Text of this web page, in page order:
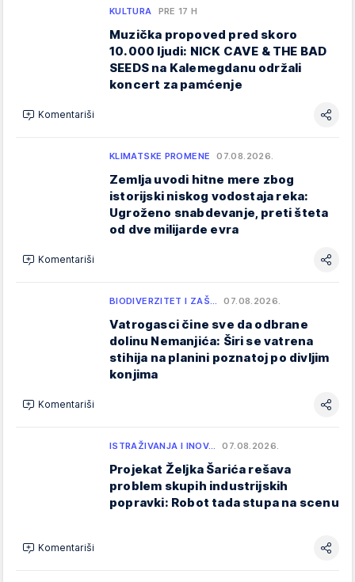
KULTURA PRE 17 H
Muzička propoved pred skoro
10.000 ljudi: NICK CAVE & THE BAD
SEEDS na Kalemegdanu održali
koncert za pamćenje
Komentariši
KLIMATSKE PROMENE 07.08.2026.
Zemlja uvodi hitne mere zbog
istorijski niskog vodostaja reka:
Ugroženo snabdevanje, preti šteta
od dve milijarde evra
Komentariši
BIODIVERZITET I ZAŠ… 07.08.2026.
Vatrogasci čine sve da odbrane
dolinu Nemanjića: Širi se vatrena
stihija na planini poznatoj po divljim
konjima
Komentariši
ISTRAŽIVANJA I INOV… 07.08.2026.
Projekat Željka Šarića rešava
problem skupih industrijskih
popravki: Robot tada stupa na scenu
Komentariši